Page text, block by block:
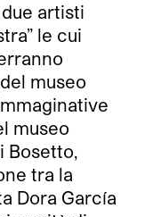
artisti
le cui
museo
museo
Bosetto,
tra la
Dora García